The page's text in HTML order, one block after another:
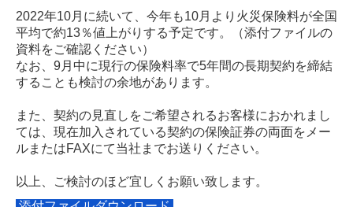
2022年10月に続いて、今年も10月より火災保険料が全国
平均で約13％値上がりする予定です。（添付ファイルの
資料をご確認ください）
なお、9月中に現行の保険料率で5年間の長期契約を締結
することも検討の余地があります。
また、契約の見直しをご希望されるお客様におかれまし
ては、現在加入されている契約の保険証券の両面をメー
ルまたはFAXにて当社までお送りください。
以上、ご検討のほど宜しくお願い致します。